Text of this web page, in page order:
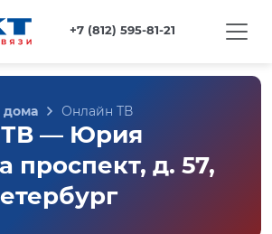
+7 (812) 595-81-21
дома Онлайн ТВ
— Юрия
проспект, д. 57,